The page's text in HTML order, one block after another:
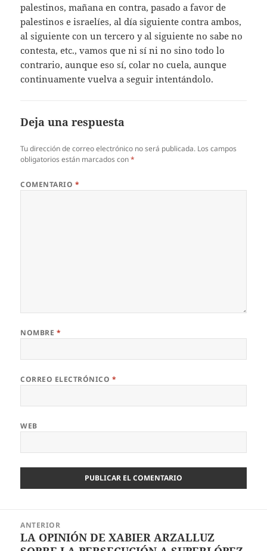
palestinos, mañana en contra, pasado a favor de
palestinos e israelíes, al día siguiente contra ambos,
al siguiente con un tercero y al siguiente no sabe no
contesta, etc., vamos que ni sí ni no sino todo lo
contrario, aunque eso sí, colar no cuela, aunque
continuamente vuelva a seguir intentándolo.
Deja una respuesta
Tu dirección de correo electrónico no será publicada. Los campos
obligatorios están marcados con*
COMENTARIO *
NOMBRE *
CORREO ELECTRÓNICO *
WEB
entradas
ANTERIOR
Entrada
LA OPINIÓN DE XABIER ARZALLUZ